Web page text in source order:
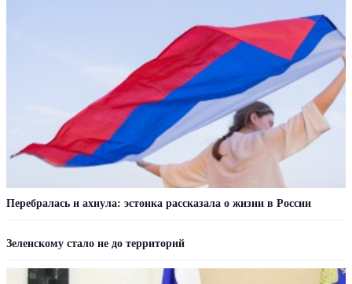
Перебралась и ахнула: эстонка рассказала о жизни в России
Зеленскому стало не до территорий